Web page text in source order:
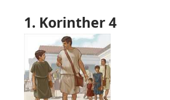
1. Korinther 4